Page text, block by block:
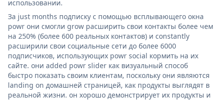
использовании.
За just months подписку с помощью всплывающего окна
powr они смогли grow расширить свои контакты более чем
на 250% (более 600 реальных контактов) и constantly
расширили свои социальные сети до более 6000
подписчиков, использующих powr social кормить на их
сайте. они added powr slider как визуальный способ
быстро показать своим клиентам, поскольку они являются
landing on домашней страницей, как продукты выглядят в
реальной жизни. он хорошо демонстрирует их продукты и